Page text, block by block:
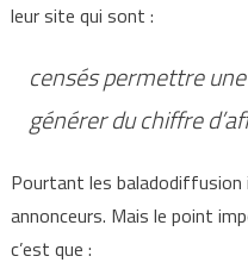
leur site qui sont :
censés permettre
générer du chiffre
Pourtant les
annonceurs. Mais le point
c’est que :